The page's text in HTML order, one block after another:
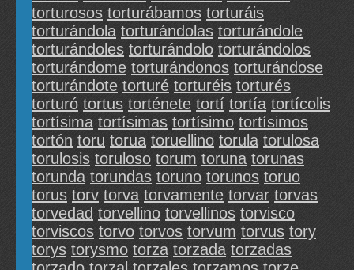
torturosos torturábamos torturáis
torturándola torturándolas torturándole
torturándoles torturándolo torturándolos
torturándome torturándonos torturándose
torturándote torturé torturéis torturés
torturó tortus torténete tortí tortía tortícolis
tortísima tortísimas tortísimo tortísimos
tortón toru torua toruellino torula torulosa
torulosis toruloso torum toruna torunas
torunda torundas toruno torunos toruo
torus torv torva torvamente torvar torvas
torvedad torvellino torvellinos torvisco
torviscos torvo torvos torvum torvus tory
torys torysmo torza torzada torzadas